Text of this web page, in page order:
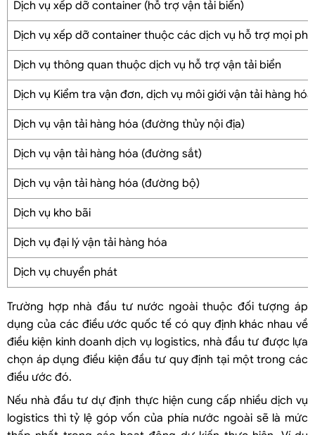
Dịch vụ xếp dỡ container (hỗ trợ vận tải biển)
Dịch vụ xếp dỡ container thuộc các dịch vụ hỗ trợ mọi
Dịch vụ thông quan thuộc dịch vụ hỗ trợ vận tải biển
Dịch vụ Kiểm tra vận đơn, dịch vụ môi giới vận tải hàng
Dịch vụ vận tải hàng hóa (đường thủy nội địa)
Dịch vụ vận tải hàng hóa (đường sắt)
Dịch vụ vận tải hàng hóa (đường bộ)
Dịch vụ kho bãi
Dịch vụ đại lý vận tải hàng hóa
Dịch vụ chuyển phát
Trường hợp nhà đầu tư nước ngoài thuộc đối tượng áp
dụng của các điều ước quốc tế có quy định khác nhau về
điều kiện kinh doanh dịch vụ logistics, nhà đầu tư được lựa
chọn áp dụng điều kiện đầu tư quy định tại một trong các
điều ước đó.
Nếu nhà đầu tư dự định thực hiện cung cấp nhiều dịch vụ
logistics thì tỷ lệ góp vốn của phía nước ngoài sẽ là mức